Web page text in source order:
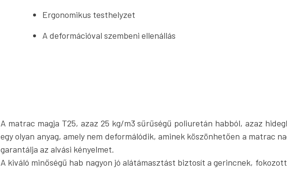
Ergonomikus testhelyzet
A deformációval szembeni ellenállás
A matrac magja T25, azaz 25 kg/m3 sűrűségű poliuretán habból, azaz
egy olyan anyag, amely nem deformálódik, aminek köszönhetően a matrac
garantálja az alvási kényelmet.
A kiváló minőségű hab nagyon jó alátámasztást biztosít a gerincnek,